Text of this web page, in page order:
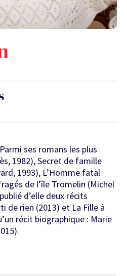
ses romans les plus
1982), Secret de famille
1993), L’Homme fatal
de l’île Tromelin (Michel
d’elle deux récits
de rien (2013) et La Fille à
récit biographique : Marie